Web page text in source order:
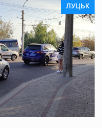
ЛУЦЬК